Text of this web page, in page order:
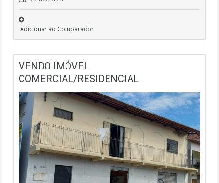
Adicionar ao Comparador
VENDO IMÓVEL
COMERCIAL/RESIDENCIAL